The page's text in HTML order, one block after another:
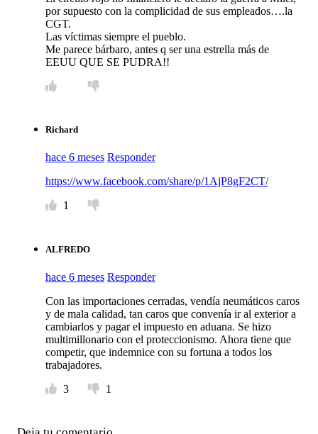
por supuesto con la complicidad de sus empleados….la
CGT.
Las víctimas siempre el pueblo.
Me parece bárbaro, antes q ser una estrella más de
EEUU QUE SE PUDRA!!
Richard
hace 6 meses Responder
https://www.facebook.com/share/p/1AjP8gF2CT/
1
ALFREDO
hace 6 meses Responder
Con las importaciones cerradas, vendía neumáticos caros
y de mala calidad, tan caros que convenía ir al exterior a
cambiarlos y pagar el impuesto en aduana. Se hizo
multimillonario con el proteccionismo. Ahora tiene que
competir, que indemnice con su fortuna a todos los
trabajadores.
3
1